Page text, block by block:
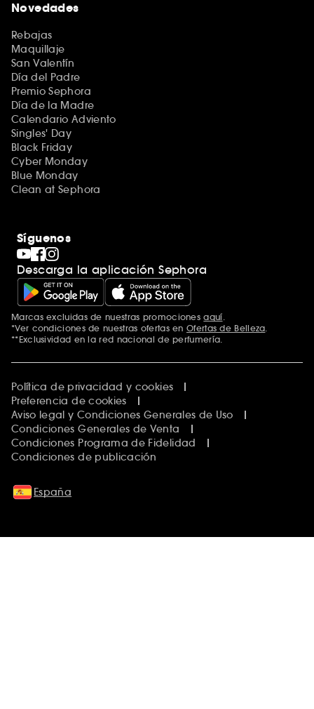
Novedades
Rebajas
Maquillaje
San Valentín
Día del Padre
Premio Sephora
Día de la Madre
Calendario Adviento
Singles' Day
Black Friday
Cyber Monday
Blue Monday
Clean at Sephora
Síguenos
Descarga la aplicación Sephora
Marcas excluidas de nuestras promocionesaquí
*Ver condiciones de nuestras ofertas en Ofertas de Belleza
**Exclusividad en la red nacional de perfumería.
Política de privacidad y cookies
Preferencia de cookies
Aviso legal y Condiciones Generales de Uso
Condiciones Generales de Venta
Condiciones Programa de Fidelidad
Condiciones de publicación
España